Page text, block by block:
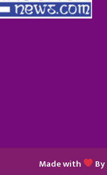
Made with By